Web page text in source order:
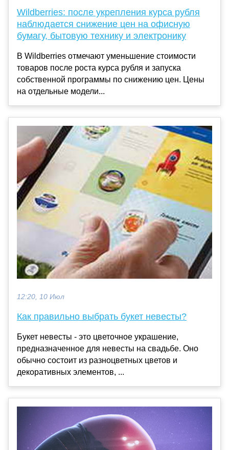
Wildberries: после укрепления курса рубля
наблюдается снижение цен на офисную
бумагу, бытовую технику и электронику
В Wildberries отмечают уменьшение стоимости
товаров после роста курса рубля и запуска
собственной программы по снижению цен. Цены
на отдельные модели...
12:20, 10 Июл
Как правильно выбрать букет невесты?
Букет невесты - это цветочное украшение,
предназначенное для невесты на свадьбе. Оно
обычно состоит из разноцветных цветов и
декоративных элементов, ...